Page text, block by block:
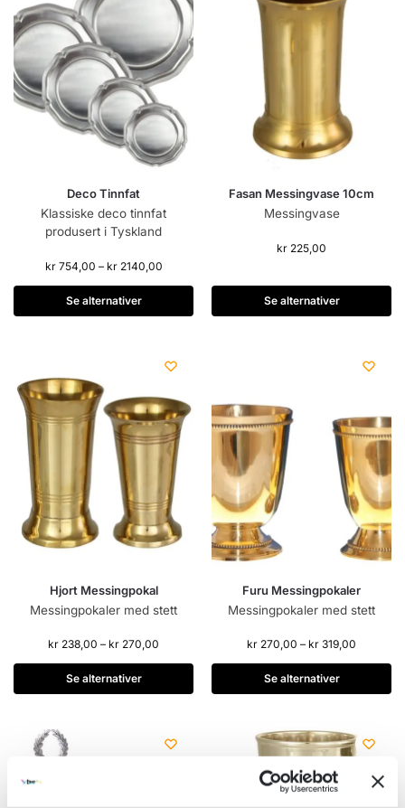
Deco Tinnfat
Klassiske deco tinnfat
produsert i Tyskland
kr754,00 – kr2140,00
Se alternativer
Fasan Messingvase 10cm
Messingvase
kr 225,00
Se alternativer
Hjort Messingpokal
Messingpokaler med stett
kr 238,00 – kr 270,00
Se alternativer
Furu Messingpokaler
Messingpokaler med stett
kr 270,00 – kr 319,00
Se alternativer